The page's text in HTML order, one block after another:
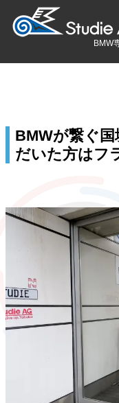
BMW
BMWが繋ぐ
だいた方はフ